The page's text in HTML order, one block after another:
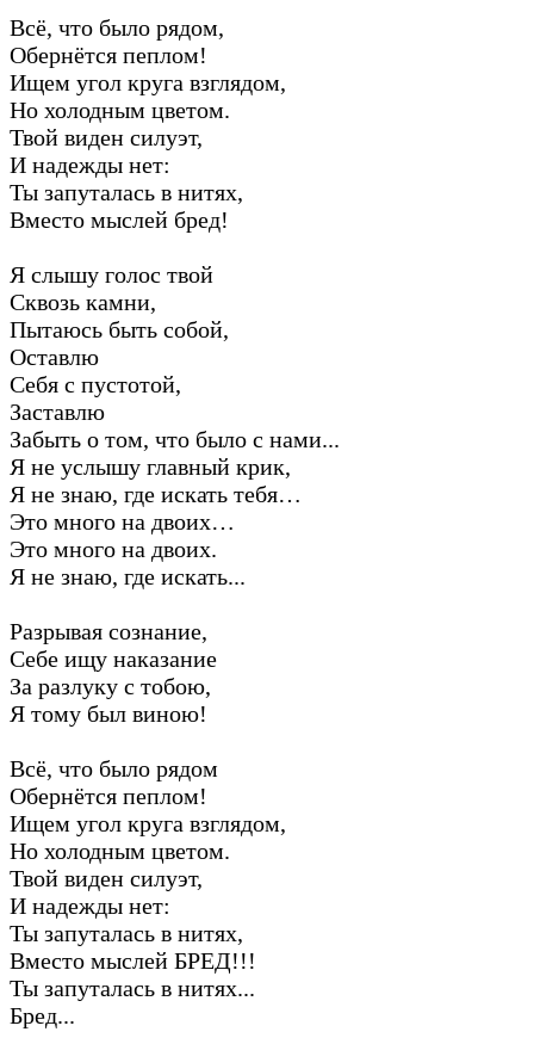
Всё, что было рядом,
Обернётся пеплом!
Ищем угол круга взглядом,
Но холодным цветом.
Твой виден силуэт,
И надежды нет:
Ты запуталась в нитях,
Вместо мыслей бред!
Я слышу голос твой
Сквозь камни,
Пытаюсь быть собой,
Оставлю
Себя с пустотой,
Заставлю
Забыть о том, что было с нами...
Я не услышу главный крик,
Я не знаю, где искать тебя…
Это много на двоих…
Это много на двоих.
Я не знаю, где искать...
Разрывая сознание,
Себе ищу наказание
За разлуку с тобою,
Я тому был виною!
Всё, что было рядом
Обернётся пеплом!
Ищем угол круга взглядом,
Но холодным цветом.
Твой виден силуэт,
И надежды нет:
Ты запуталась в нитях,
Вместо мыслей БРЕД!!!
Ты запуталась в нитях...
Бред...